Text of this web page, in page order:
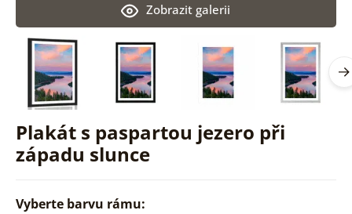
Plakát s paspartou jezero při
západu slunce
Zobrazit galerii
Vyberte barvu rámu: